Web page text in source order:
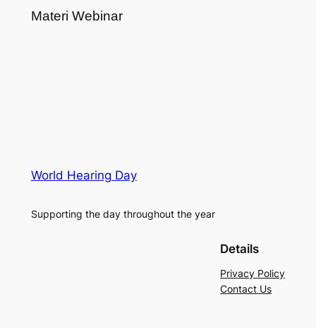
Materi Webinar
World Hearing Day
Supporting the day throughout the year
Details
Privacy Policy
Contact Us